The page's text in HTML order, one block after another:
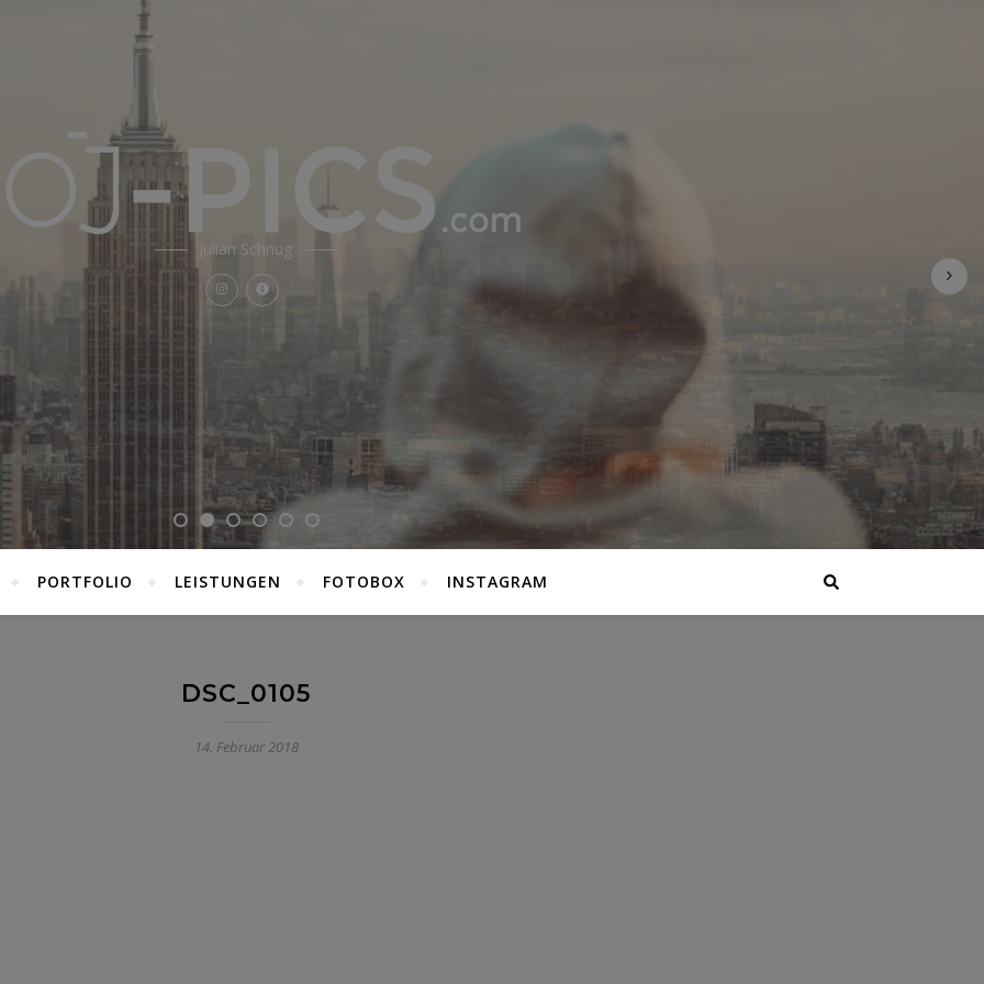
Julian Schnug
PORTFOLIO LEISTUNGEN FOTOBOX INSTAGRAM
DSC_0105
14. Februar 2018